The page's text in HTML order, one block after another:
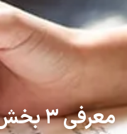
معرفی 3 بخش اصلی Essay